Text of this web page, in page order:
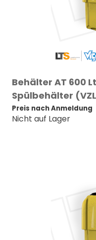
Behälter AT 600
Spülbehälter
Preis nach Anmeldung
Nicht auf Lager